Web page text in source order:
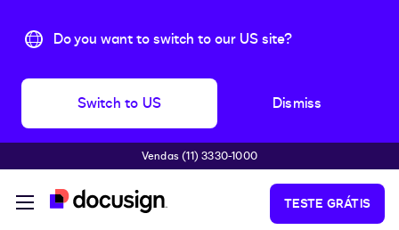
Do you want to switch to our US site?
Switch to US Dismiss
Pular para o conteúdo principal
Vendas (11) 3330-1000
TESTE GRÁTIS